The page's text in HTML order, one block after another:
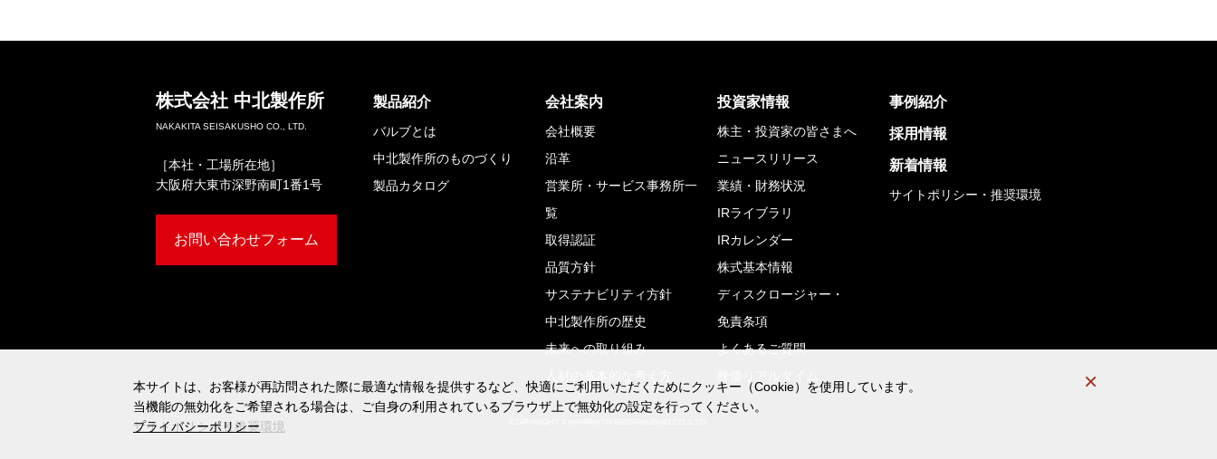
本サイトは、お客様が再訪問された際に最適な情報を提供するなど、快適にご利用いただくためにクッキー（Cookie）を使用しています。
当機能の無効化をご希望される場合は、ご自身の利用されているブラウザ上で無効化の設定を行ってください。
サイトポリシー＆推奨環境
本サイトは、お客様が再訪問された際に最適な情報を提供するなど、快適にご利用いただくためにクッキー（Cookie）を使用しています。
当機能の無効化をご希望される場合は、ご自身の利用されているブラウザ上で無効化の設定を行ってください。
プライバシーポリシー
株式会社 中北製作所
NAKAKITA SEISAKUSHO CO., LTD.
［本社・工場所在地］
大阪府大東市深野南町1番1号
お問い合わせフォーム
製品紹介
バルブとは
中北製作所のものづくり
製品カタログ
会社案内
会社概要
沿革
営業所・サービス事務所一
覧
取得認証
品質方針
サステナビリティ方針
中北製作所の歴史
未来への取り組み
投資家情報
株主・投資家の皆さまへ
ニュースリリース
業績・財務状況
IRライブラリ
IRカレンダー
株式基本情報
ディスクロージャー・
免責条項
よくあるご質問
事例紹介
採用情報
新着情報
サイトポリシー・推奨環境